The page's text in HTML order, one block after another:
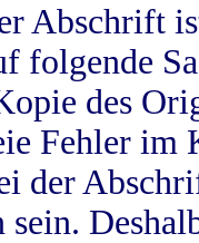
Abschrift
folgende
des
Fehler im
der
sein.